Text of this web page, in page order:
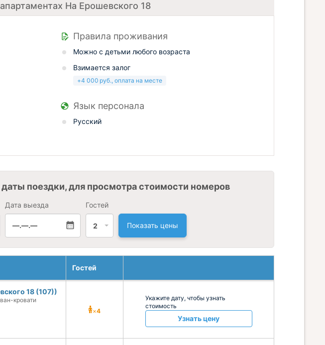
На Ерошевского 18
Правила проживания
Можно с детьми любого возраста
Взимается залог
+4 000 руб., оплата на месте
Язык персонала
Русский
поездки, для просмотра стоимости номеров
Дата выезда
—.—.—
Гостей
2 Показать цены
Гостей
18 (107))
кровати
×4
Укажите дату, чтобы узнать
стоимость
Узнать цену